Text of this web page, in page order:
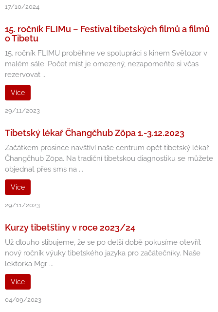
17/10/2024
15. ročník FLIMu – Festival tibetských filmů a filmů
o Tibetu
15. ročník FLIMU proběhne ve spolupráci s kinem Světozor v
malém sále. Počet míst je omezený, nezapomeňte si včas
rezervovat ...
Více
29/11/2023
Tibetský lékař Čhangčhub Zöpa 1.-3.12.2023
Začátkem prosince navštíví naše centrum opět tibetský lékař
Čhangčhub Zöpa. Na tradiční tibetskou diagnostiku se můžete
objednat přes sms na ...
Více
29/11/2023
Kurzy tibetštiny v roce 2023/24
Už dlouho slibujeme, že se po delší době pokusíme otevřít
nový ročník výuky tibetského jazyka pro začátečníky. Naše
lektorka Mgr ...
Více
04/09/2023